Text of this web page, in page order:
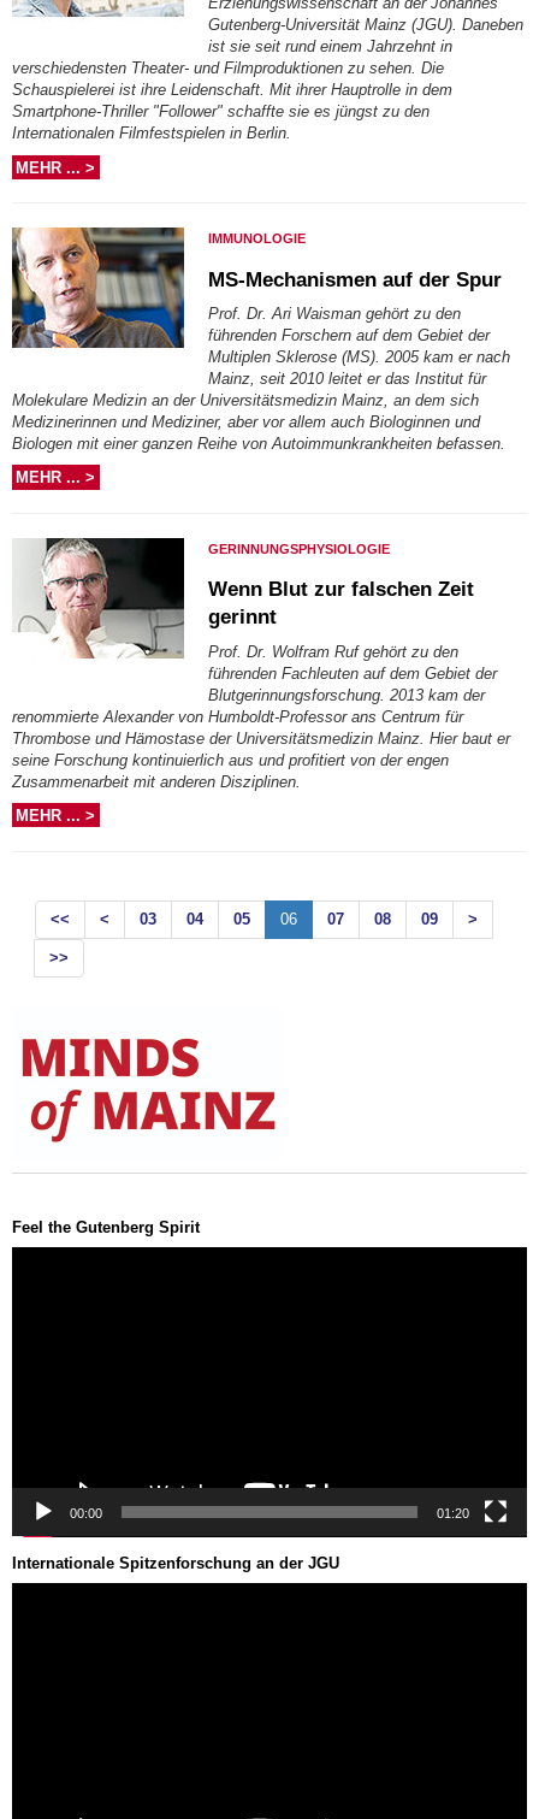
Gutenberg-Universität Mainz (JGU). Daneben
ist sie seit rund einem Jahrzehnt in
verschiedensten Theater- und Filmproduktionen zu sehen. Die
Schauspielerei ist ihre Leidenschaft. Mit ihrer Hauptrolle in dem
Smartphone-Thriller "Follower" schaffte sie es jüngst zu den
Internationalen Filmfestspielen in Berlin.
MEHR ... >
IMMUNOLOGIE
MS-Mechanismen auf der Spur
Prof. Dr. Ari Waisman gehört zu den
führenden Forschern auf dem Gebiet der
Multiplen Sklerose (MS). 2005 kam er nach
Mainz, seit 2010 leitet er das Institut für
Molekulare Medizin an der Universitätsmedizin Mainz, an dem sich
Medizinerinnen und Mediziner, aber vor allem auch Biologinnen und
Biologen mit einer ganzen Reihe von Autoimmunkrankheiten befassen.
MEHR ... >
GERINNUNGSPHYSIOLOGIE
Wenn Blut zur falschen Zeit
gerinnt
Prof. Dr. Wolfram Ruf gehört zu den
führenden Fachleuten auf dem Gebiet der
Blutgerinnungsforschung. 2013 kam der
renommierte Alexander von Humboldt-Professor ans Centrum für
Thrombose und Hämostase der Universitätsmedizin Mainz. Hier baut er
seine Forschung kontinuierlich aus und profitiert von der engen
Zusammenarbeit mit anderen Disziplinen.
MEHR ... >
<< < 03 04 05 06 07 08 09 >
>>
Feel the Gutenberg Spirit
00:00 01:20
Internationale Spitzenforschung an der JGU